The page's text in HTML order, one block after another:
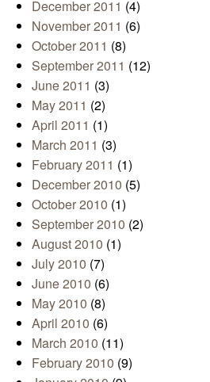
December 2011 (4)
November 2011 (6)
October 2011 (8)
September 2011 (12)
June 2011 (3)
May 2011 (2)
April 2011 (1)
March 2011 (3)
February 2011 (1)
December 2010 (5)
October 2010 (1)
September 2010 (2)
August 2010 (1)
July 2010 (7)
June 2010 (6)
May 2010 (8)
April 2010 (6)
March 2010 (11)
February 2010 (9)